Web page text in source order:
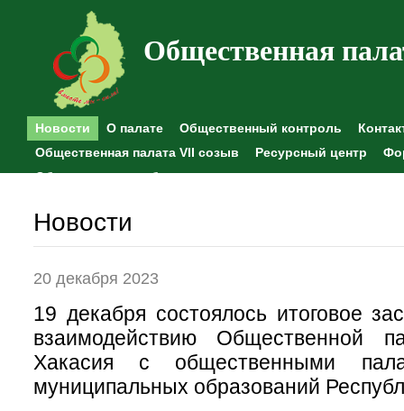
Общественная
Новости О палате Общественный контроль
Общественная палата VII созыв
Ресурсный центр
Общественные наблюдения
Новости
20 декабря 2023
19 декабря состоялось итоговое
взаимодействию Общественной
Хакасия с общественными
муниципальных образований